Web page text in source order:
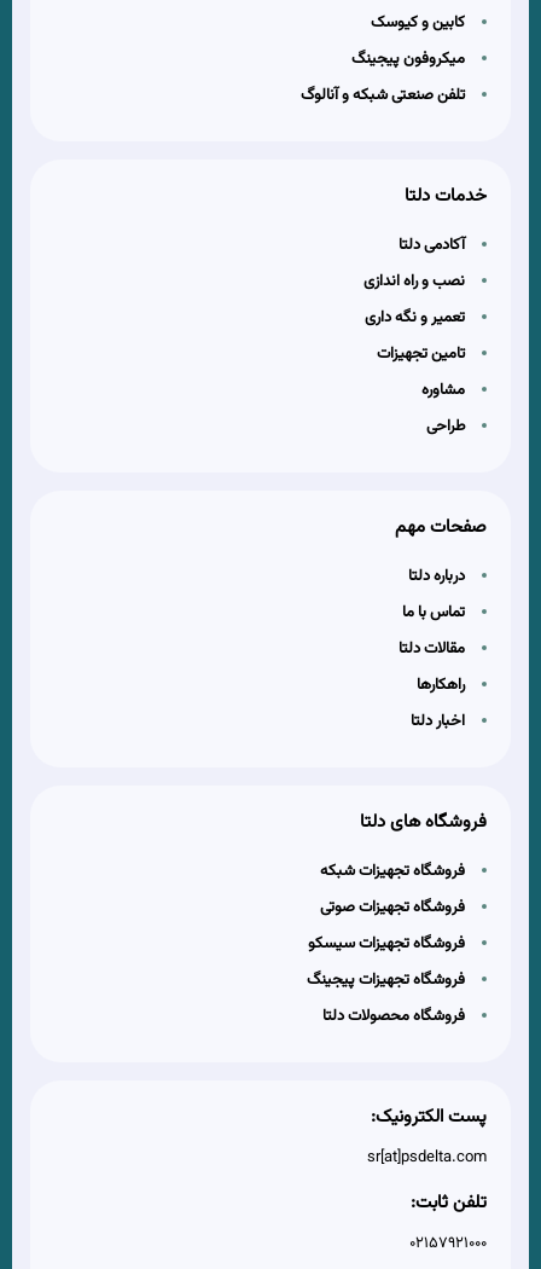
کابین و کیوسک
میکروفون پیجینگ
تلفن صنعتی شبکه و آنالوگ
خدمات دلتا
آکادمی دلتا
نصب و راه اندازی
تعمیر و نگه داری
تامین تجهیزات
مشاوره
طراحی
صفحات مهم
درباره دلتا
تماس با ما
مقالات دلتا
راهکارها
اخبار دلتا
فروشگاه های دلتا
فروشگاه تجهیزات شبکه
فروشگاه تجهیزات صوتی
فروشگاه تجهیزات سیسکو
فروشگاه تجهیزات پیجینگ
فروشگاه محصولات دلتا
پست الکترونیک:
sr[at]psdelta.com
تلفن ثابت:
02157921000